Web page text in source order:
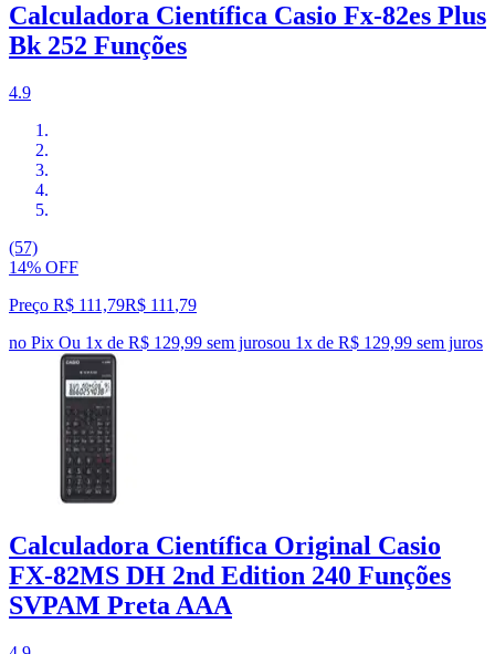
Calculadora Científica Casio Fx-82es Plus
Bk 252 Funções
4.9
(57)
14% OFF
Preço R$ 111,79R$ 111 ,79
no Pix Ou 1x de R$ 129,99 sem jurosou 1x de R$ 129,99 sem juros
Calculadora Científica Original Casio
FX-82MS DH 2nd Edition 240 Funções
SVPAM Preta AAA